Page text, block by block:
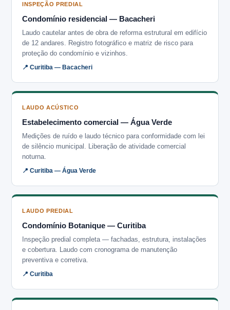
INSPEÇÃO PREDIAL
Condomínio residencial — Bacacheri
Laudo cautelar antes de obra de reforma estrutural em edifício
de 12 andares. Registro fotográfico e matriz de risco para
proteção do condomínio e vizinhos.
📍 Curitiba — Bacacheri
LAUDO ACÚSTICO
Estabelecimento comercial — Água Verde
Medições de ruído e laudo técnico para conformidade com lei
de silêncio municipal. Liberação de atividade comercial
noturna.
📍 Curitiba — Água Verde
LAUDO PREDIAL
Condomínio Botanique — Curitiba
Inspeção predial completa — fachadas, estrutura, instalações
e cobertura. Laudo com cronograma de manutenção
preventiva e corretiva.
📍 Curitiba